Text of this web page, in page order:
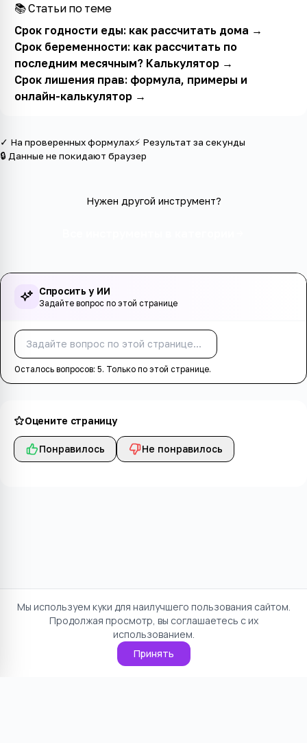
📚 Статьи по теме
Срок годности еды: как рассчитать дома →
Срок беременности: как рассчитать по
последним месячным? Калькулятор→
Срок лишения прав: формула, примеры и
онлайн-калькулятор→
✓ На проверенных формулах⚡ Результат за секунды
🔒 Данные не покидают браузер
Нужен другой инструмент?
Спросить у ИИ
Задайте вопрос по этой странице
Осталось вопросов: 5. Только по этой странице.
Оцените страницу
Понравилось Не понравилось
Мы используем куки для наилучшего пользования сайтом.
Продолжая просмотр, вы соглашаетесь с их
использованием.
Принять